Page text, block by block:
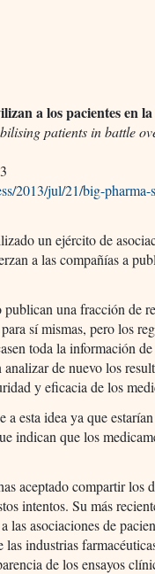
a los pacientes en
patients in battle
2013/jul/21/big-pharma-
un ejército de
a las compañías a
una fracción de
sí mismas, pero los
toda la información
de nuevo los
y eficacia de los
esta idea ya que
indican que los
aceptado compartir los
intentos. Su más
las asociaciones de
las industrias
de los ensayos